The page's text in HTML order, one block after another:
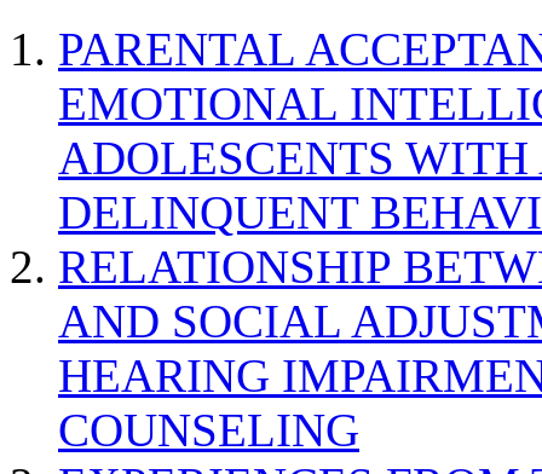
PARENTAL
EMOTIONAL
ADOLESCENTS
DELINQUENT
RELATIONSHIP
AND SOCIAL
HEARING
COUNSELING